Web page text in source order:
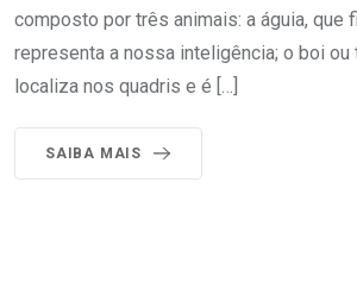
composto por três animais: a águia, que
representa a nossa inteligência; o boi ou
localiza nos quadris e é […]
SAIBA MAIS